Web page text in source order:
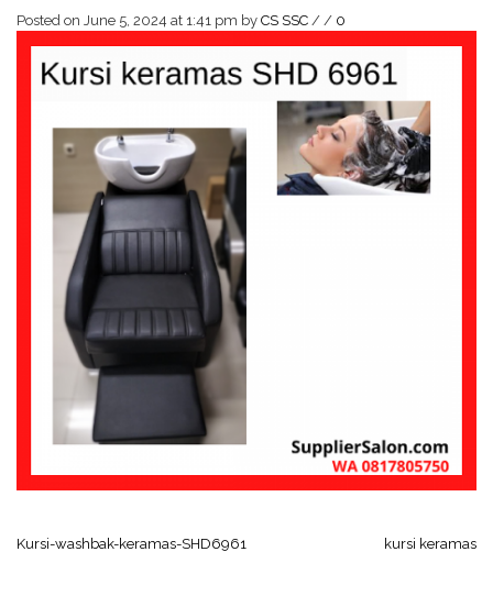
Posted on June 5, 2024 at 1:41 pm by CS SSC / / 0
Kursi-washbak-keramas-SHD6961 kursi keramas